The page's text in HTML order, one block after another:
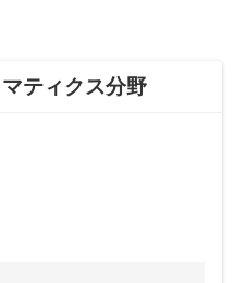
ティクス分野